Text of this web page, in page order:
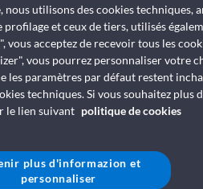
nous utilisons des cookies techniques,
profilage et ceux de tiers, utilisés
vous acceptez de recevoir tous les
vous pourrez personnaliser votre
les paramètres par défaut restent
techniques. Si vous souhaitez
le lien suivant politique de cookies
plus d'informazion et
personnaliser